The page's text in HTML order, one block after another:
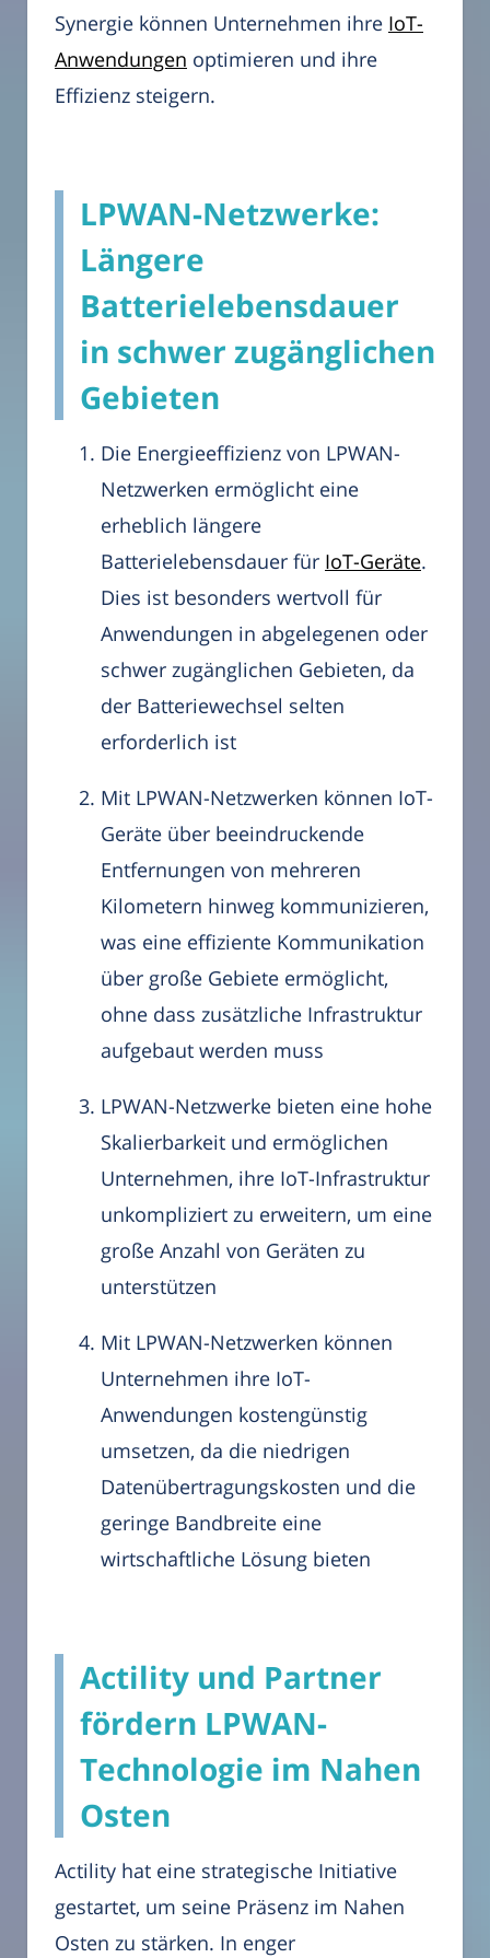
Synergie können Unternehmen ihre IoT-
Anwendungen optimieren und ihre
Effizienz steigern.
LPWAN-Netzwerke:
Längere
Batterielebensdauer
in schwer zugänglichen
Gebieten
Die Energieeffizienz von LPWAN-
Netzwerken ermöglicht eine
erheblich längere
Batterielebensdauer für IoT-Geräte.
Dies ist besonders wertvoll für
Anwendungen in abgelegenen oder
schwer zugänglichen Gebieten, da
der Batteriewechsel selten
erforderlich ist
Mit LPWAN-Netzwerken können IoT-
Geräte über beeindruckende
Entfernungen von mehreren
Kilometern hinweg kommunizieren,
was eine effiziente Kommunikation
über große Gebiete ermöglicht,
ohne dass zusätzliche Infrastruktur
aufgebaut werden muss
LPWAN-Netzwerke bieten eine hohe
Skalierbarkeit und ermöglichen
Unternehmen, ihre IoT-Infrastruktur
unkompliziert zu erweitern, um eine
große Anzahl von Geräten zu
unterstützen
Mit LPWAN-Netzwerken können
Unternehmen ihre IoT-
Anwendungen kostengünstig
umsetzen, da die niedrigen
Datenübertragungskosten und die
geringe Bandbreite eine
wirtschaftliche Lösung bieten
Actility und Partner
fördern LPWAN-
Technologie im Nahen
Osten
Actility hat eine strategische Initiative
gestartet, um seine Präsenz im Nahen
Osten zu stärken. In enger